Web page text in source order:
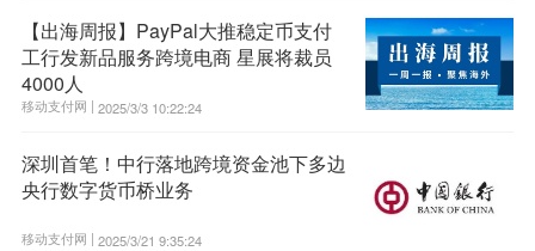
【出海周报】PayPal大推稳定币支付
工行发新品服务跨境电商 星展将裁员
4000人
移动支付网 | 2025/3/3 10:22:24
深圳首笔！中行落地跨境资金池下多边
央行数字货币桥业务
移动支付网 | 2025/3/21 9:35:24